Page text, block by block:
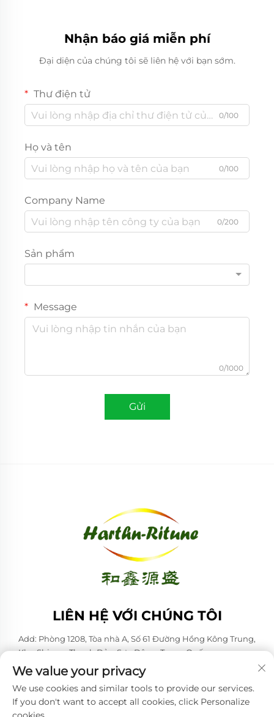
Nhận báo giá miễn phí
Đại diện của chúng tôi sẽ liên hệ với bạn sớm.
Thư điện tử
0/100
Họ và tên
0/100
Company Name
0/200
Sản phẩm
Message
0/1000
Gửi
LIÊN HỆ VỚI CHÚNG TÔI
Add: Phòng 1208, Tòa nhà A, Số 61 Đường Hồng Kông Trung,
Khu Shinan, Thanh Đảo, Sơn Đông, Trung Quốc
ĐT:+86-53285879528
Email: [email protected]
We value your privacy
We use cookies and similar tools to provide our services.
If you don't want to accept all cookies, click Personalize